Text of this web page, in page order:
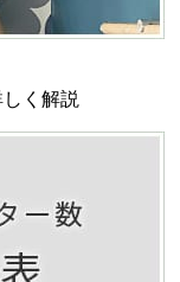
く解説